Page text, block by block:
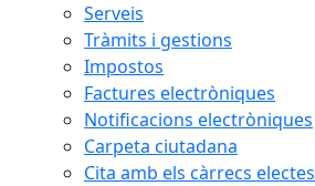
Serveis
Tràmits i gestions
Impostos
Factures electròniques
Notificacions electròniques
Carpeta ciutadana
Cita amb els càrrecs electes